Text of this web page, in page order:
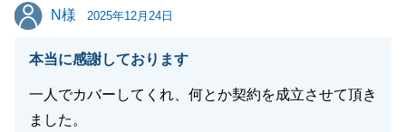
N様
N様 2025年12月24日
本当に感謝しております
一人でカバーしてくれ、何とか契約を成立させて頂き
ました。